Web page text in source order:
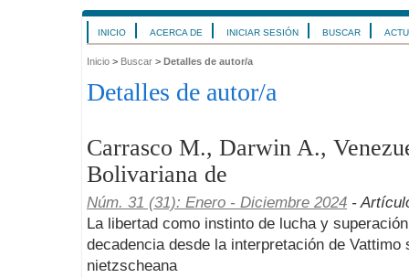
INICIO ACERCA DE INICIAR SESIÓN BUSCAR
Inicio > Buscar > Detalles de autor/a
Detalles de autor/a
Carrasco M., Darwin A.,
Bolivariana de
Núm. 31 (31): Enero - Diciembre 2024 -
La libertad como instinto de lucha y
decadencia desde la interpretación de Vattimo
nietzscheana